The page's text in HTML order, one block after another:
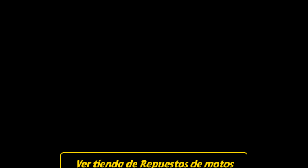
Ver tienda de Repuestos de motos